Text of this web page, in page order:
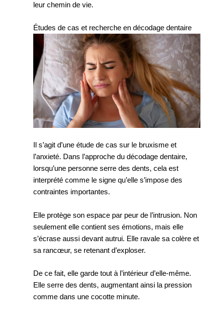
leur chemin de vie.
Études de cas et recherche en décodage dentaire
Il s’agit d’une étude de cas sur le bruxisme et
l’anxieté. Dans l’approche du décodage dentaire,
lorsqu’une personne serre des dents, cela est
interprété comme le signe qu’elle s’impose des
contraintes importantes.
Elle protège son espace par peur de l’intrusion. Non
seulement elle contient ses émotions, mais elle
s’écrase aussi devant autrui. Elle ravale sa colère et
sa rancœur, se retenant d’exploser.
De ce fait, elle garde tout à l’intérieur d’elle-même.
Elle serre des dents, augmentant ainsi la pression
comme dans une cocotte minute.